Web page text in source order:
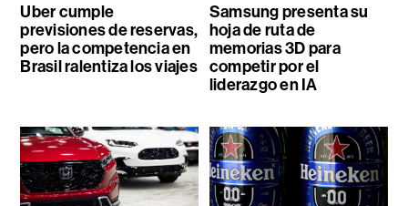
Uber cumple
previsiones de reservas,
pero la competencia en
Brasil ralentiza los viajes
Samsung presenta su
hoja de ruta de
memorias 3D para
competir por el
liderazgo en IA